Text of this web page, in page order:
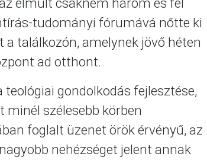
tudományi fórumává nőtte ki
találkozón, amelynek jövő héten
ad otthont.
gondolkodás fejlesztése,
minél szélesebb körben
foglalt üzenet örök érvényű, az
nehézséget jelent annak